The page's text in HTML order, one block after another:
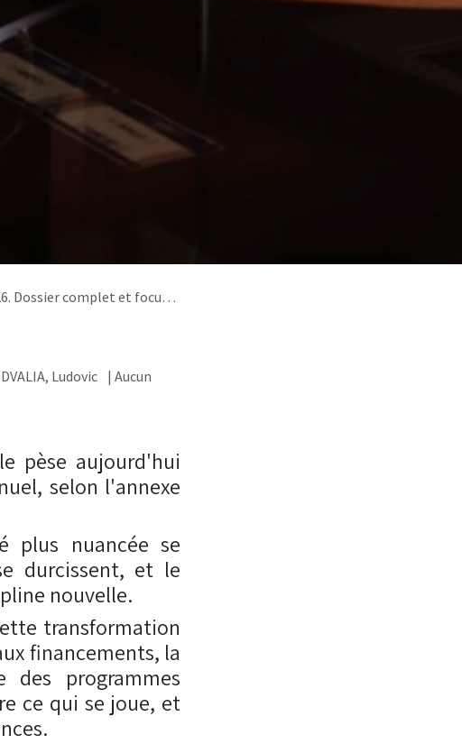
complet et focus La Réunion
Ludovic | Aucun
pèse aujourd'hui
selon l'annexe
plus nuancée se
durcissent, et le
nouvelle.
transformation
financements, la
des programmes
ce qui se joue, et